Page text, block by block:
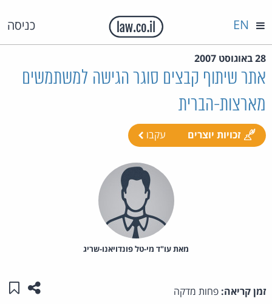
כניסה EN
28 באוגוסט 2007
אתר שיתוף קבצים סוגר הגישה למשתמשים
מארצות-הברית
זכויות יוצרים עקבו
מאת‏ עו"ד מי-טל פונדויאנו-שריג
זמן קריאה: פחות מדקה שתפו